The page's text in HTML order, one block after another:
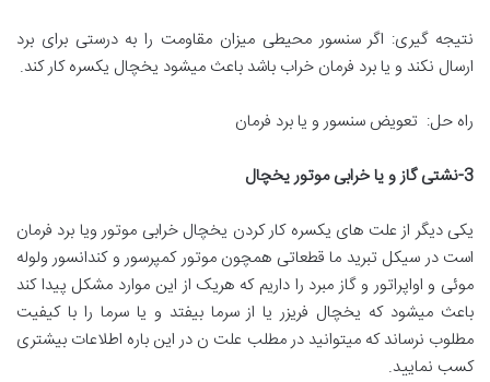
نتیجه گیری: اگر سنسور محیطی میزان مقاومت را به درستی برای برد
ارسال نکند و یا برد فرمان خراب باشد باعث میشود یخچال یکسره کار کند.
راه حل: تعویض سنسور و یا برد فرمان
3- نشتی گاز و یا خرابی موتور یخچال
یکی دیگر از علت های یکسره کار کردن یخچال خرابی موتور ویا برد فرمان
است در سیکل تبرید ما قطعاتی همچون موتور کمپرسور و کندانسور ولوله
موئی و اواپراتور و گاز مبرد را داریم که هریک از این موارد مشکل پیدا کند
باعث میشود که یخچال فریزر یا از سرما بیفتد و یا سرما را با کیفیت
مطلوب نرساند که میتوانید در مطلب علت ن در این باره اطلاعات بیشتری
کسب نمایید.